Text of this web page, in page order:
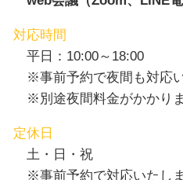
対応時間
平日：10:00～18:00
※事前予約で夜間も対応
※別途夜間料金がかかりま
定休日
土・日・祝
※事前予約で対応いたしま